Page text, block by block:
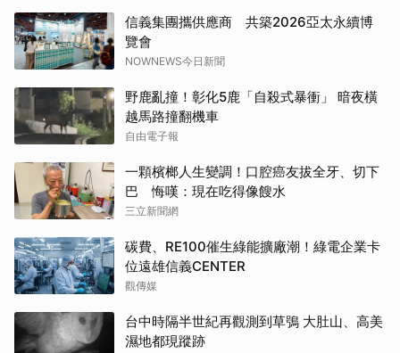
信義集團攜供應商 共築2026亞太永續博
覽會
NOWNEWS今日新聞
野鹿亂撞！彰化5鹿「自殺式暴衝」 暗夜橫
越馬路撞翻機車
自由電子報
一顆檳榔人生變調！口腔癌友拔全牙、切下
巴 悔嘆：現在吃得像餿水
三立新聞網
碳費、RE100催生綠能擴廠潮！綠電企業卡
位遠雄信義CENTER
觀傳媒
台中時隔半世紀再觀測到草鴞 大肚山、高美
濕地都現蹤跡